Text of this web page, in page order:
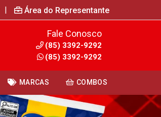
| Área do Representante
Fale Conosco
(85) 3392-9292
(85) 3392-9292
MARCAS COMBOS